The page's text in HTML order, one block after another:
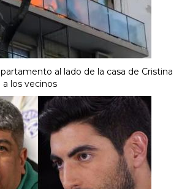
al lado de la casa de Cristina
a los vecinos